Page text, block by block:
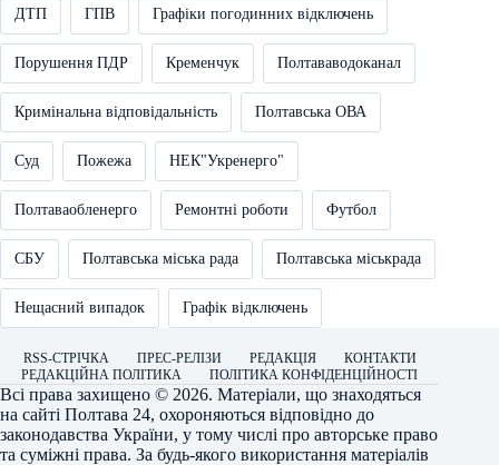
ДТП ГПВ Графіки погодинних відключень
Порушення ПДР Кременчук Полтававодоканал
Кримінальна відповідальність Полтавська ОВА
Суд Пожежа НЕК"Укренерго"
Полтаваобленерго Ремонтні роботи Футбол
СБУ Полтавська міська рада Полтавська міськрада
Нещасний випадок Графік відключень
RSS-СТРІЧКА ПРЕС-РЕЛІЗИ РЕДАКЦІЯ
КОНТАКТИ
РЕДАКЦІЙНА ПОЛІТИКА
ПОЛІТИКА КОНФІДЕНЦІЙНОСТІ
Всі права захищено © 2026. Матеріали, що знаходяться
на сайті Полтава 24, охороняються відповідно до
законодавства України, у тому числі про авторське право
та суміжні права. За будь-якого використання матеріалів